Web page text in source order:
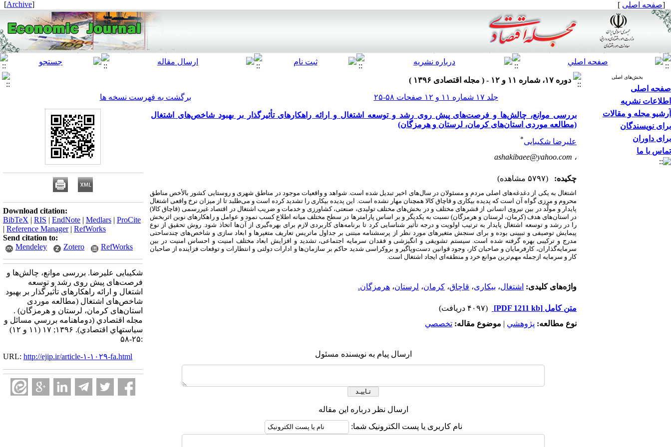
[صفحه اصلی ]
[
Archive
]
بخش‌های اصلی
صفحه اصلی
اطلاعات نشریه
آرشیو مجله و مقالات
برای نویسندگان
برای داوران
تماس با ما
دوره ۱۷، شماره ۱۱ و ۱۲ - ( مجله اقتصادی ۱۳۹۶ )
جلد ۱۷ شماره ۱۱ و ۱۲ صفحات ۵۸-۲۵
برگشت به فهرست نسخه ها
بررسی موانع، چالش‌ها و فرصت‌های پیش روی رشد و توسعه اشتغال و ارائه راهکارهای تأثیرگذار بر بهبود شاخص‌های اشتغال
(مطالعه موردی استان‌های کرمان، لرستان و هرمزگان)
علیرضا شکیبایی*
، ashakibaee@yahoo.com
چکیده: (۵۷۹۷ مشاهده)
اشتغال به یکی از دغدغه‌های اصلی مردم و مسئولان در سال‌های اخیر تبدیل شده است. شواهد و واقعیات موجود در مناطق شهری و روستایی کشور بالأخص مناطق
محروم و مرزی گواه آن است که پدیده بیکاری و قاچاق کالا همچنان مهار نشده است. این پدیده بیکاری را تشدید کرده است و می‌طلبد تا از میزان نرخ واقعی اشتغال
پایدار و مولّد در بین نیروی انسانی از قشرهای مختلف و در بخش‌های مختلف تولیدی، صنعتی، کشاورزی و خدمات و ضریب اشتغال در اقتصاد غیررسمی (قاچاق کالا)
در استان‌های هدف (کرمان، لرستان و هرمزگان) نسبت به یکدیگر و بر اساس پارامترها در سطح مختلف میانه اطلاع کسب نمود و عوامل و راهکارهای نوین اثربخش
را در رشد و توسعه اشتغال پایدار به ترتیب اولویت و درجه تأثیر شناسایی کرد تا برنامه‌های کاربردی لازم برای بهره‌گیری از آن‌ها اتخاذ شود. روش تحقیق از نوع
پیمایش توصیفی و تبیینی بوده و برای سنجش متغیرهای مورد نظر از پرسشنامه مبتنی بر جداول ماتریس تعاریف متغیرها و ابعاد سازی و شاخص‌های چندساحتی
مدرج و ترکیبی بهره گرفته شده است. سیستم تشویقی و انگیزشی و فقدان سرمایه اجتماعی، تشدید و افزایش ابعاد مختلف امنیت و احساس امنیت در بین
سرمایهگذاران، کارفرمایان و صاحبان کار ، وجود قوانین دست‌وپاگیر و بروکراسی شدید حاکم بر سازمان‌ها و ادارات دولتی و انتظارات و توقعات فزاینده از صاحبان
کار و سرمایه ازجمله مهم‌ترین موانع خرد و منطقه‌ای ایجاد اشتغال است.
واژه‌های کلیدی: اشتغال، بیکاری، قاچاق، کرمان، لرستان، هرمزگان.
متن کامل [PDF 1211 kb]
(۴۰۹۷ دریافت)
نوع مطالعه: پژوهشي | موضوع مقاله: تخصصي
ارسال پیام به نویسنده مسئول
ارسال نظر درباره این مقاله
نام کاربری یا پست الکترونیک شما:
Download citation:
BibTeX | RIS | EndNote | Medlars | ProCite
| Reference Manager| RefWorks
Send citation to:
Mendeley
Zotero RefWorks
شکیبایی علیرضا. بررسی موانع، چالش‌ها و
فرصت‌های پیش روی رشد و توسعه
اشتغال و ارائه راهکارهای تأثیرگذار بر بهبود
شاخص‌های اشتغال (مطالعه موردی
استان‌های کرمان، لرستان و هرمزگان) .
مجله اقتصادي (دوماهنامه بررسي مسائل و
سياستهاي اقتصادي). ۱۳۹۶; ۱۷ (۱۱ و ۱۲)
:۲۵-۵۸
URL: http://ejip.ir/article-۱-۱۰۲۹-fa.html